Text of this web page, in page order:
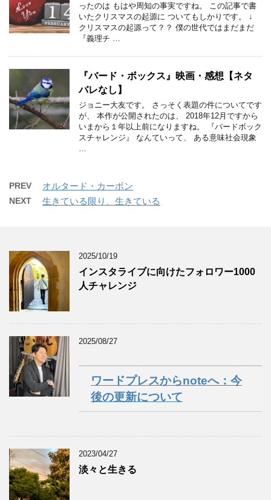
ったのは もはや周知の事実ですね。 この記事で書
いたクリスマスの起源に ついてもしかりです。 ↓
クリスマスの起源って？？ 僕の世代ではまだまだ
『義理チ …
『バード・ボックス』映画・感想【ネタ
バレなし】
ジョニー大友です。 さっそく表題の件についてです
が、 本作が公開されたのは、 2018年12月ですから
いまから１年以上前になりますね。 『バードボック
スチャレンジ』 なんていって、 ある意味社会現象
PREV オルタード・カーボン
NEXT 生きている限り、生きている
2025/10/19
インスタライブに向けたフォロワー1000
人チャレンジ
2025/08/27
ワードプレスからnoteへ：今
後の更新について
2023/04/27
淡々と生きる